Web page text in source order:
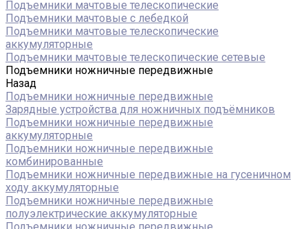
Подъемники мачтовые телескопические
Подъемники мачтовые с лебедкой
Подъемники мачтовые телескопические
аккумуляторные
Подъемники мачтовые телескопические сетевые
Подъемники ножничные передвижные
Назад
Подъемники ножничные передвижные
Зарядные устройства для ножничных подъёмников
Подъемники ножничные передвижные
аккумуляторные
Подъемники ножничные передвижные
комбинированные
Подъемники ножничные передвижные на гусеничном
ходу аккумуляторные
Подъемники ножничные передвижные
полуэлектрические аккумуляторные